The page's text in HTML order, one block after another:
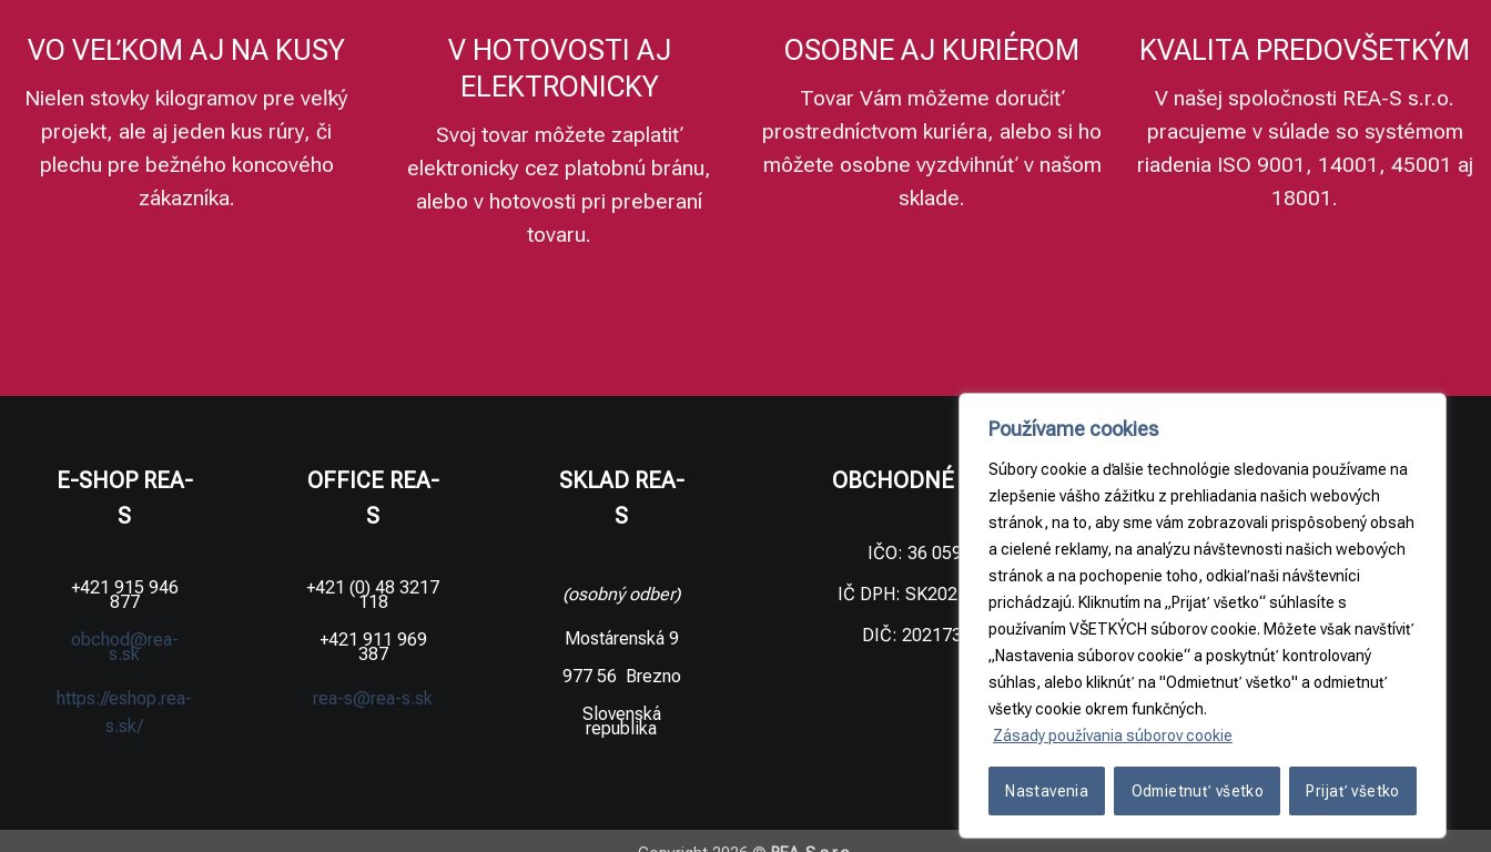
Používame cookies
Súbory cookie a ďalšie technológie sledovania používame na
zlepšenie vášho zážitku z prehliadania našich webových
stránok, na to, aby sme vám zobrazovali prispôsobený obsah
a cielené reklamy, na analýzu návštevnosti našich webových
stránok a na pochopenie toho, odkiaľ naši návštevníci
prichádzajú. Kliknutím na „Prijať všetko“ súhlasíte s
používaním VŠETKÝCH súborov cookie. Môžete však navštíviť
„Nastavenia súborov cookie“ a poskytnúť kontrolovaný
súhlas, alebo kliknúť na "Odmietnuť všetko" a odmietnuť
všetky cookie okrem funkčných.
Zásady používania súborov cookie
Nastavenia Odmietnuť všetko Prijať všetko
VO VEĽKOM AJ NA KUSY
Nielen stovky kilogramov pre veľký
projekt, ale aj jeden kus rúry, či
plechu pre bežného koncového
zákazníka.
V HOTOVOSTI AJ
ELEKTRONICKY
Svoj tovar môžete zaplatiť
elektronicky cez platobnú bránu,
alebo v hotovosti pri preberaní
tovaru.
OSOBNE AJ KURIÉROM
Tovar Vám môžeme doručiť
prostredníctvom kuriéra, alebo si ho
môžete osobne vyzdvihnúť v našom
sklade.
KVALITA PREDOVŠETKÝM
V našej spoločnosti REA-S s.r.o.
pracujeme v súlade so systémom
riadenia ISO 9001, 14001, 45001 aj
18001.
E-SHOP REA-
S
+421 915 946
877
obchod@rea-
s.sk
https://eshop.rea-
s.sk/
OFFICE REA-
S
+421 (0) 48 3217
118
+421 911 969
387
rea-s@rea-s.sk
SKLAD REA-
S
(osobný odber)
Mostárenská 9
977 56 Brezno
Slovenská
republika
OBCHODNÉ ÚDAJE
IČO: 36 059 099
IČ DPH: SK2021733065
DIČ: 2021733065
PRÁVNE INFORMÁCIE
Obchodné podmienky
Odstúpenie od zmluvy